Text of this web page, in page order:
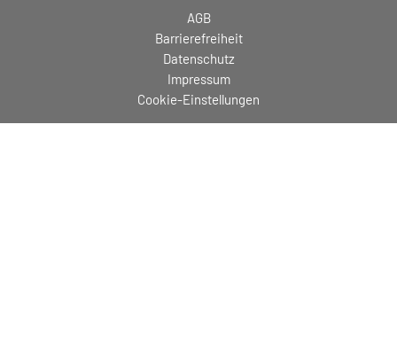
AGB
Barrierefreiheit
Datenschutz
Impressum
Cookie-Einstellungen